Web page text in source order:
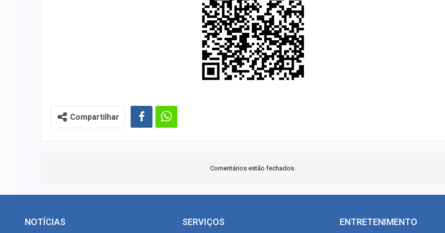
Compartilhar
Comentários estão fechados.
NOTÍCIAS SERVIÇOS ENTRETENIMENTO